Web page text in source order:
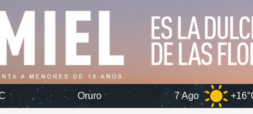
Oruro 7 Ago +16°C 8 Ago